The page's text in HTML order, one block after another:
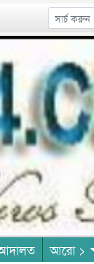
আরো >